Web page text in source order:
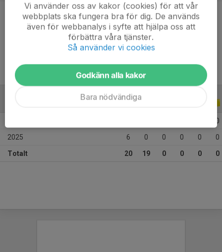
Position
Målvakt
13 år
0
2025 6 0 0 0 0 0
Totalt 20 19 0 0 0 0
Vi använder oss av kakor (cookies) för att vår
webbplats ska fungera bra för dig. De används
även för webbanalys i syfte att hjälpa oss att
förbättra våra tjänster.
Så använder vi cookies
Godkänn alla kakor
Bara nödvändiga